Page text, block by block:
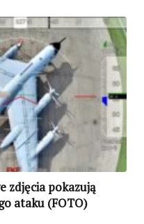
zdjęcia pokazują
ataku (FOTO)